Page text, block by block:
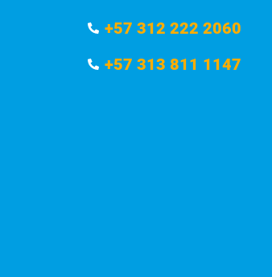
+57 312 222 2060
+57 313 811 1147